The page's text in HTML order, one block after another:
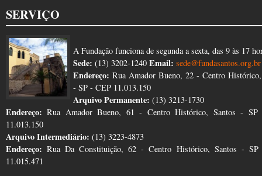
SERVIÇO
A Fundação funciona de segunda a sexta, das 9 às 17
Sede: (13) 3202-1240 Email: sede@fundasantos.org.br
Endereço: Rua Amador Bueno, 22 - Centro
- SP - CEP 11.013.150
Arquivo Permanente: (13) 3213-1730
Endereço: Rua Amador Bueno, 61 - Centro Histórico, Santos -
11.013.150
Arquivo Intermediário: (13) 3223-4873
Endereço: Rua Da Constituição, 62 - Centro Histórico, Santos -
11.015.471